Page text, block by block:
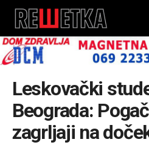
Leskovački
Beograda:
zagrljaji na